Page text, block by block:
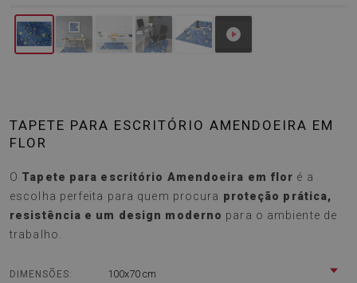
TAPETE PARA ESCRITÓRIO AMENDOEIRA EM
FLOR
O Tapete para escritório Amendoeira em flor é a
escolha perfeita para quem procura proteção prática,
resistência e um design moderno para o ambiente de
trabalho.
DIMENSÕES: 100x70 cm